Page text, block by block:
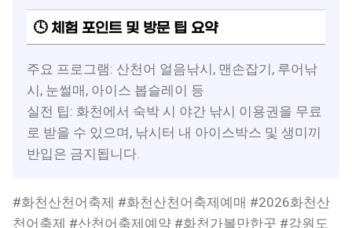
🕓 체험 포인트 및 방문 팁 요약
주요 프로그램: 산천어 얼음낚시, 맨손잡기, 루어낚
시, 눈썰매, 아이스 봅슬레이 등
실전 팁: 화천에서 숙박 시 야간 낚시 이용권을 무료
로 받을 수 있으며, 낚시터 내 아이스박스 및 생미끼
반입은 금지됩니다.
#화천산천어축제 #화천산천어축제예매 #2026화천산
천어축제 #산천어축제예약 #화천가볼만한곳 #강원도